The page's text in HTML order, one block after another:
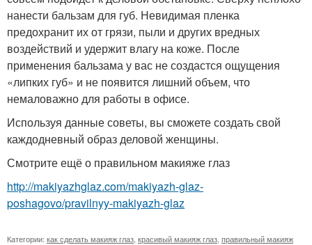
нанести бальзам для губ. Невидимая пленка
предохранит их от грязи, пыли и других вредных
воздействий и удержит влагу на коже. После
применения бальзама у вас не создастся ощущения
«липких губ» и не появится лишний объем, что
немаловажно для работы в офисе.
Используя данные советы, вы сможете создать свой
каждодневный образ деловой женщины.
Смотрите ещё о правильном макияже глаз
http://makiyazhglaz.com/makiyazh-glaz-
poshagovo/pravilnyy-makiyazh-glaz
Категории: как сделать макияж глаз красивый макияж глаз правильный макияж